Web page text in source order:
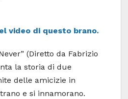
video di questo brano.
(Diretto da Fabrizio
la storia di due
delle amicizie in
e si innamorano.